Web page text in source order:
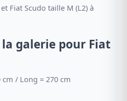
Fiat Scudo taille M (L2) à
galerie pour Fiat
/ Long = 270 cm